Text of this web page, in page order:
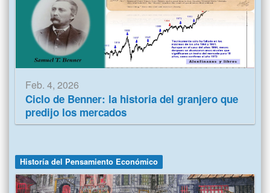
Feb. 4, 2026
Ciclo de Benner: la historia del granjero que
predijo los mercados
Historía del Pensamiento Económico